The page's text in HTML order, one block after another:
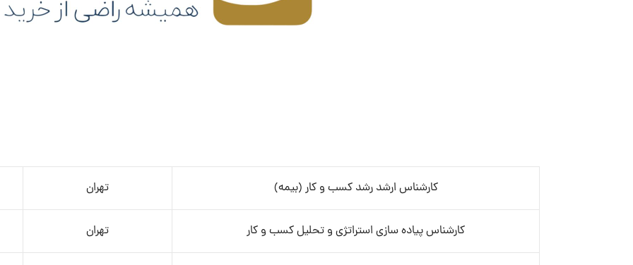
کارشناس ارشد رشد کسب‌ و کار (بیمه) تهران
کارشناس پیاده سازی استراتژی و تحلیل کسب و کار تهران